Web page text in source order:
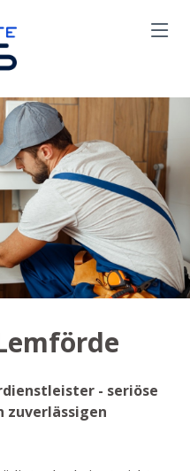
- seriöse
zuverlässigen